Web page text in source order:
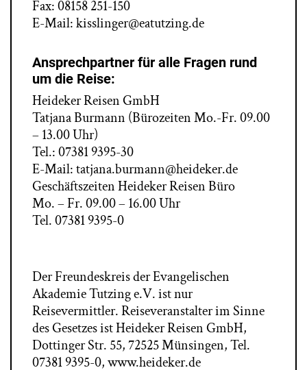
– ab 07. bis 02. Tag vor Reiseantritt 60%
– ab dem 1. Tag und bei Nichterscheinen 90%
Wir empfehlen den Abschluss einer Reise-
Rücktrittskosten-Versicherung oder eines
Versicherungspaketes. Preise und Bedingungen
können bei Heideker Reisen GmbH angefragt und
gebucht werden.
Fax: 08158 251-150
E-Mail:kisslinger@eatutzing.de
Ansprechpartner für alle Fragen rund
um die Reise:
Heideker Reisen GmbH
Tatjana Burmann (Bürozeiten Mo.-Fr. 09.00
– 13.00 Uhr)
Tel.: 07381 9395-30
E-Mail: tatjana.burmann@heideker.de
Geschäftszeiten Heideker Reisen Büro
Mo. – Fr. 09.00 – 16.00 Uhr
Tel. 07381 9395-0
Der Freundeskreis der Evangelischen
Akademie Tutzing e.V. ist nur
Reisevermittler. Reiseveranstalter im Sinne
des Gesetzes ist Heideker Reisen GmbH,
Dottinger Str. 55, 72525 Münsingen, Tel.
07381 9395-0, www.heideker.de